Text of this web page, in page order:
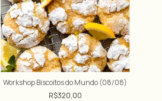
Workshop Biscoitos do Mundo (08/08)
R$320,00